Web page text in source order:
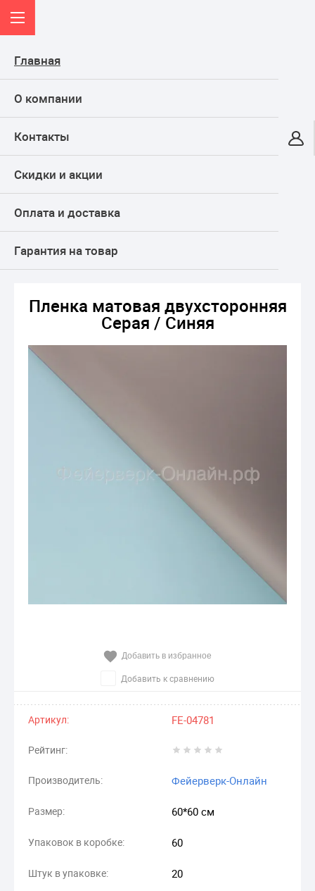
Главная
О компании
Контакты
Скидки и акции
Оплата и доставка
Гарантия на товар
Онлайн-гипермаркет
КАТАЛОГ
Подарочная упаковка и товары для флористов
Упаковочная пленка и бумага
Пленка матовая двухсторонняя Серая / Синяя
Пленка матовая двухсторонняя
Серая / Синяя
Добавить в избранное
Добавить к сравнению
Артикул: FE-04781
Рейтинг:
Производитель: Фейерверк-Онлайн
Размер: 60*60 см
Упаковок в коробке: 60
Штук в упаковке: 20